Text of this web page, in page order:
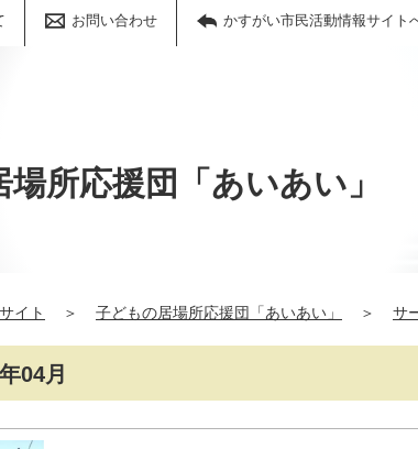
お問い合わせ かすがい市民活動情報サイト
所応援団「あいあい」
イト ＞ 子どもの居場所応援団「あいあい」 ＞ サ
04月